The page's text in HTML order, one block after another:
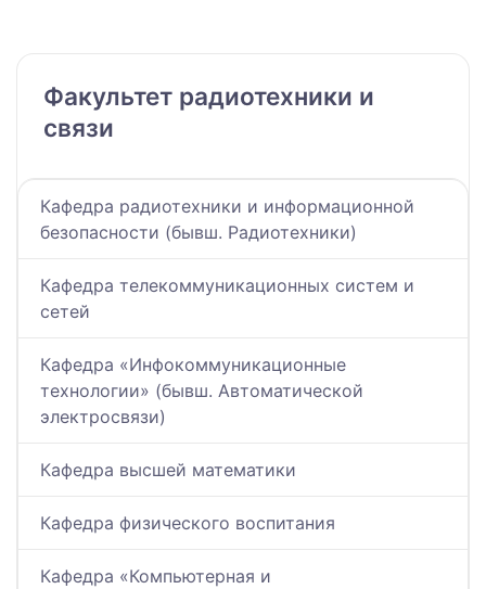
Факультет радиотехники и
связи
Кафедра радиотехники и информационной
безопасности (бывш. Радиотехники)
Кафедра телекоммуникационных систем и
сетей
Кафедра «Инфокоммуникационные
технологии» (бывш. Автоматической
электросвязи)
Кафедра высшей математики
Кафедра физического воспитания
Кафедра «Компьютерная и